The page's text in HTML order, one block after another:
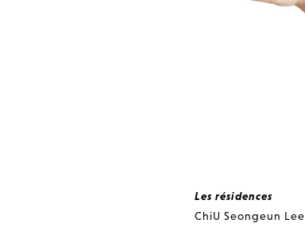
Les résidences
ChiU Seongeun Lee